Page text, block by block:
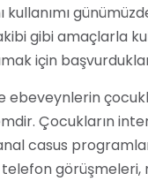
gibi amaçlarla
için
Çocukların
casus
telefon